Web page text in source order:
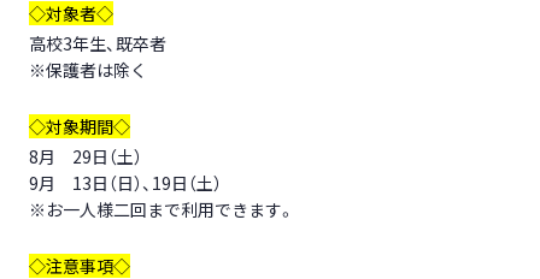
◇対象者◇
高校3年生、既卒者
※保護者は除く
◇対象期間◇
8月 29日（土）
9月 13日（日）、19日（土）
※お一人様二回まで利用できます。
◇注意事項◇